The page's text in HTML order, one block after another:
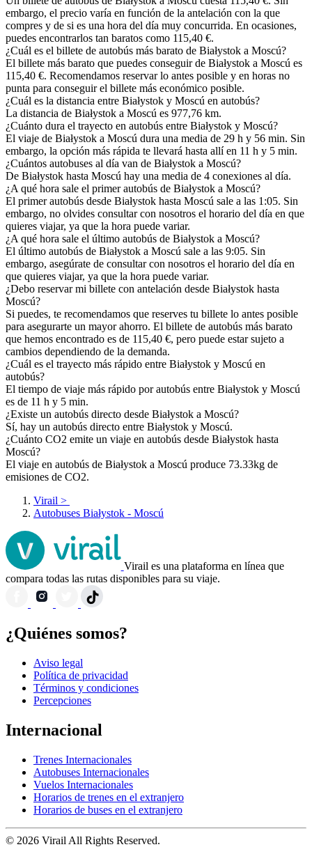
embargo, el precio varía en función de la antelación con la que
compres y de si es una hora del día muy concurrida. En ocasiones,
puedes encontrarlos tan baratos como 115,40 €.
¿Cuál es el billete de autobús más barato de Białystok a Moscú?
El billete más barato que puedes conseguir de Białystok a Moscú es
115,40 €. Recomendamos reservar lo antes posible y en horas no
punta para conseguir el billete más económico posible.
¿Cuál es la distancia entre Białystok y Moscú en autobús?
La distancia de Białystok a Moscú es 977,76 km.
¿Cuánto dura el trayecto en autobús entre Białystok y Moscú?
El viaje de Białystok a Moscú dura una media de 29 h y 56 min. Sin
embargo, la opción más rápida te llevará hasta allí en 11 h y 5 min.
¿Cuántos autobuses al día van de Białystok a Moscú?
De Białystok hasta Moscú hay una media de 4 conexiones al día.
¿A qué hora sale el primer autobús de Białystok a Moscú?
El primer autobús desde Białystok hasta Moscú sale a las 1:05. Sin
embargo, no olvides consultar con nosotros el horario del día en que
quieres viajar, ya que la hora puede variar.
¿A qué hora sale el último autobús de Białystok a Moscú?
El último autobús de Białystok a Moscú sale a las 9:05. Sin
embargo, asegúrate de consultar con nosotros el horario del día en
que quieres viajar, ya que la hora puede variar.
¿Debo reservar mi billete con antelación desde Białystok hasta
Moscú?
Si puedes, te recomendamos que reserves tu billete lo antes posible
para asegurarte un mayor ahorro. El billete de autobús más barato
que hemos encontrado es de 115,40 €, pero puede estar sujeto a
cambios dependiendo de la demanda.
¿Cuál es el trayecto más rápido entre Białystok y Moscú en
autobús?
El tiempo de viaje más rápido por autobús entre Białystok y Moscú
es de 11 h y 5 min.
¿Existe un autobús directo desde Białystok a Moscú?
Sí, hay un autobús directo entre Białystok y Moscú.
¿Cuánto CO2 emite un viaje en autobús desde Białystok hasta
Moscú?
El viaje en autobús de Białystok a Moscú produce 73.33kg de
emisiones de CO2.
Virail >
Autobuses Białystok - Moscú
Virail es una plataforma en línea que
compara todas las rutas disponibles para su viaje.
¿Quiénes somos?
Aviso legal
Política de privacidad
Términos y condiciones
Percepciones
Internacional
Trenes Internacionales
Autobuses Internacionales
Vuelos Internacionales
Horarios de trenes en el extranjero
Horarios de buses en el extranjero
© 2026 Virail All Rights Reserved.